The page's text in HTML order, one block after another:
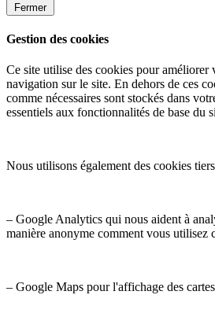
Fermer
Gestion des cookies
Ce site utilise des cookies pour améliorer
navigation sur le site. En dehors de ces
comme nécessaires sont stockés dans
essentiels aux fonctionnalités de base du
Nous utilisons également des cookies
– Google Analytics qui nous aident à
manière anonyme comment vous utilisez
– Google Maps pour l'affichage des